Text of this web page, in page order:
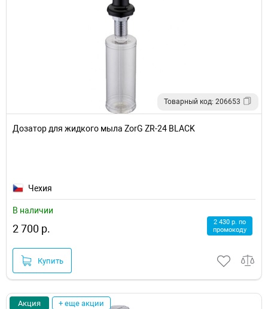
Товарный код: 206653
Дозатор для жидкого мыла ZorG ZR-24 BLACK
Чехия
В наличии
2 700 р.
2 430 р. по
промокоду
Купить
Акция + еще акции